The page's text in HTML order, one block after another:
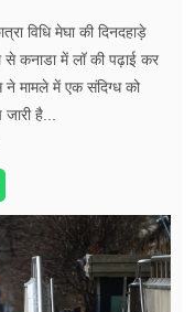
विधि मेघा की दिनदहाड़े
से कनाडा में लॉ की पढ़ाई कर
मामले में एक संदिग्ध को
है...